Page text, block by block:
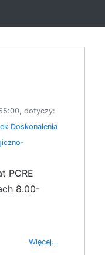
dotyczy:
Doskonalenia
PCRE
8.00-
Więcej...